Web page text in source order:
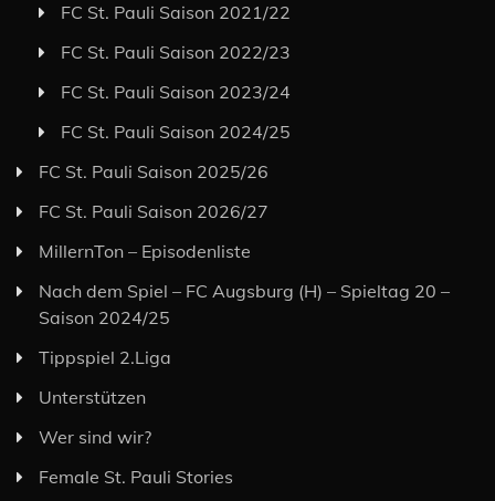
FC St. Pauli Saison 2021/22
FC St. Pauli Saison 2022/23
FC St. Pauli Saison 2023/24
FC St. Pauli Saison 2024/25
FC St. Pauli Saison 2025/26
FC St. Pauli Saison 2026/27
MillernTon – Episodenliste
Nach dem Spiel – FC Augsburg (H) – Spieltag 20 –
Saison 2024/25
Tippspiel 2.Liga
Unterstützen
Wer sind wir?
Female St. Pauli Stories